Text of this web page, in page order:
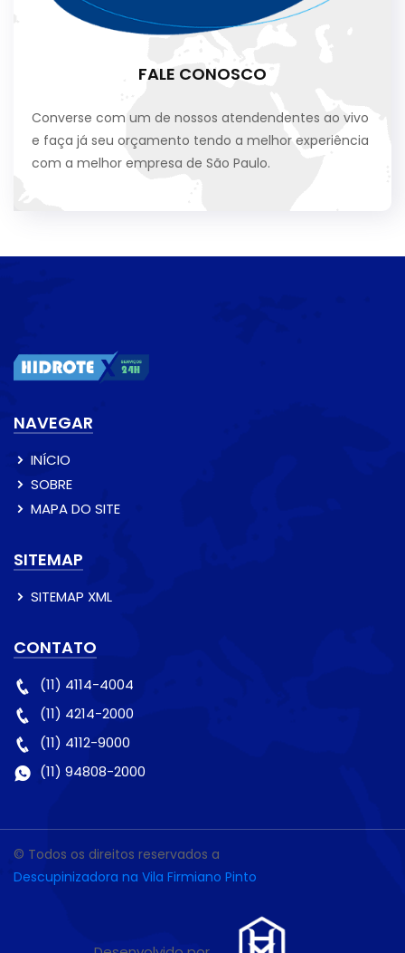
FALE CONOSCO
Converse com um de nossos atendendentes ao vivo
e faça já seu orçamento tendo a melhor experiência
com a melhor empresa de São Paulo.
NAVEGAR
INÍCIO
SOBRE
MAPA DO SITE
SITEMAP
SITEMAP XML
CONTATO
(11) 4114-4004
(11) 4214-2000
(11) 4112-9000
(11) 94808-2000
© Todos os direitos reservados a
Descupinizadora na Vila Firmiano Pinto